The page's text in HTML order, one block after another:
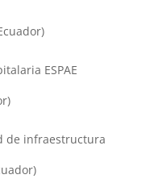
ESPAE
de infraestructura